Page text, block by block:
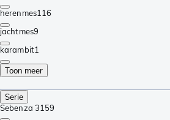
herenmes116
jachtmes9
karambit1
Toon meer
Serie
Sebenza 31 59